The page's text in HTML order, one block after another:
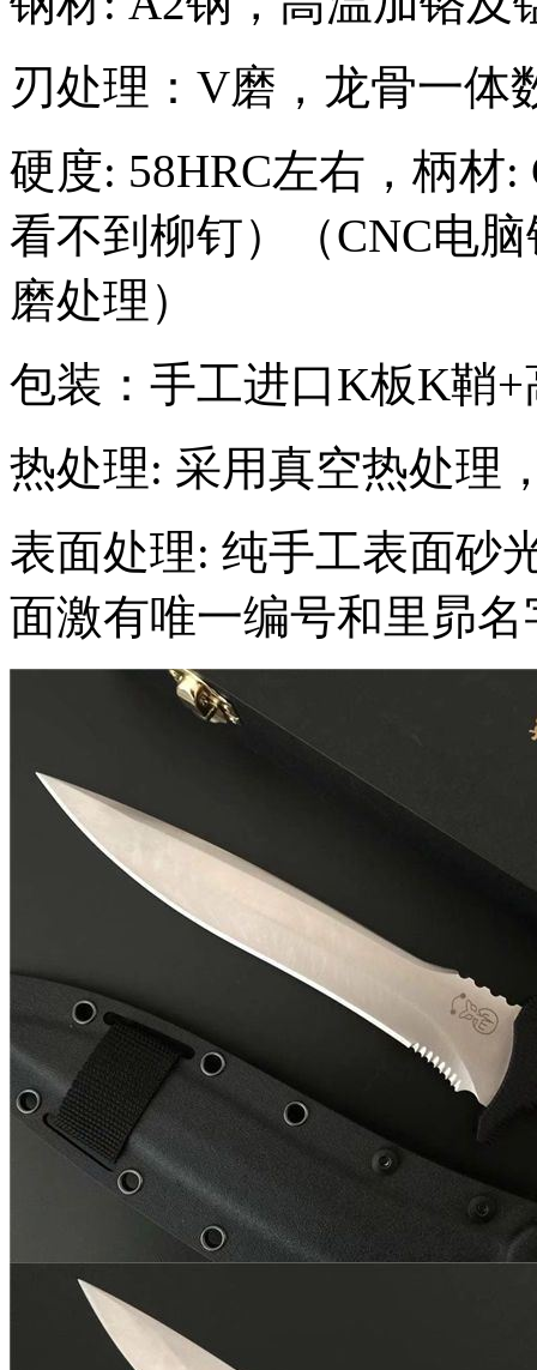
刃处理：V磨，龙骨一体
硬度: 58HRC左右，柄材
看不到柳钉）（CNC电
磨处理）
包装：手工进口K板K鞘+
热处理: 采用真空热处理
表面处理: 纯手工表面砂
面激有唯一编号和里昴名